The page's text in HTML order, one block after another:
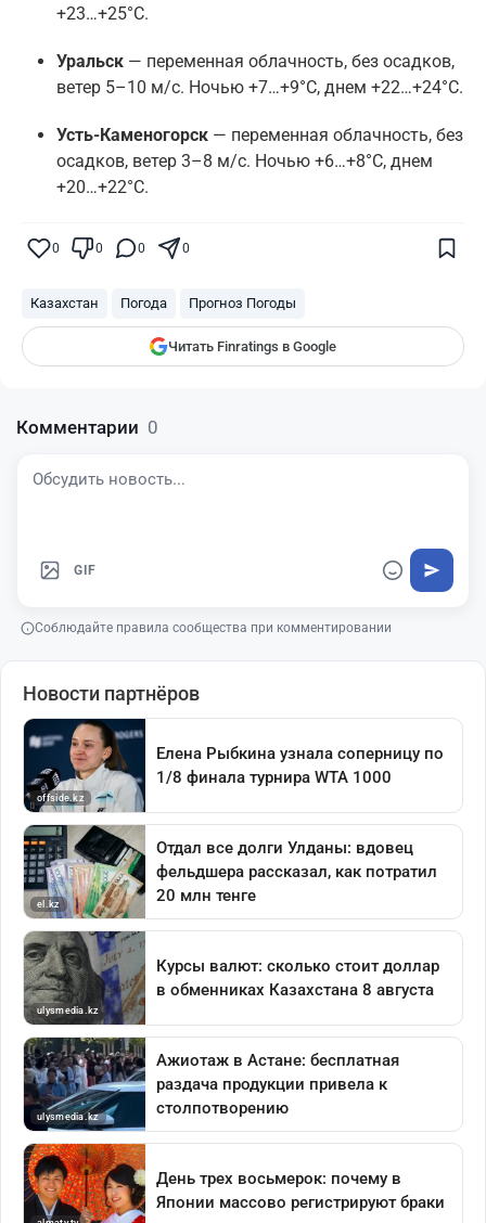
+23…+25°C.
Уральск — переменная облачность, без осадков,
ветер 5–10 м/с. Ночью +7…+9°C, днем +22…+24°C.
Усть-Каменогорск — переменная облачность, без
осадков, ветер 3–8 м/с. Ночью +6…+8°C, днем
+20…+22°C.
0 0 0 0
Казахстан Погода Прогноз Погоды
Читать Finratings в Google
показываться вам
Комментарии 0
GIF
Соблюдайте правила сообщества при комментировании